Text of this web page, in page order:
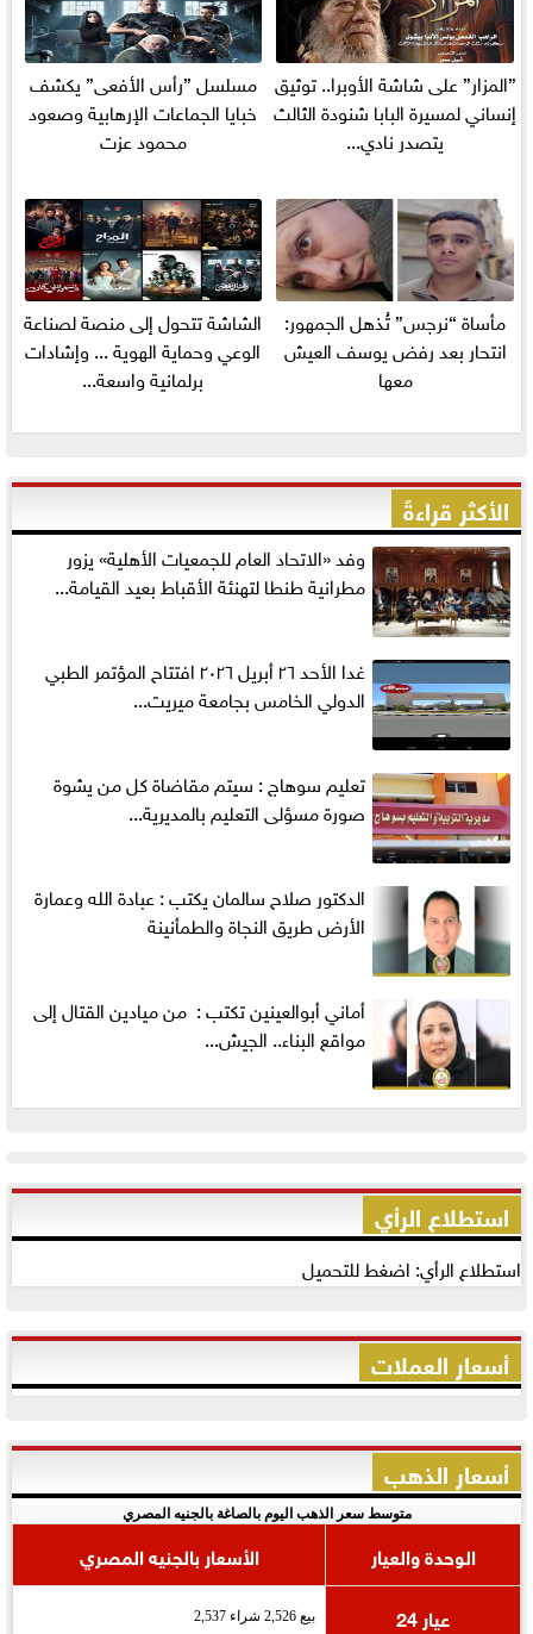
”المزار” على شاشة الأوبرا.. توثيق
إنساني لمسيرة البابا شنودة الثالث
يتصدر نادي...
مسلسل ”رأس الأفعى” يكشف
خبايا الجماعات الإرهابية وصعود
محمود عزت
مأساة “نرجس” تُذهل الجمهور:
انتحار بعد رفض يوسف العيش
معها
الشاشة تتحول إلى منصة لصناعة
الوعي وحماية الهوية ... وإشادات
برلمانية واسعة...
الأكثر قراءةً
وفد «الاتحاد العام للجمعيات الأهلية» يزور
مطرانية طنطا لتهنئة الأقباط بعيد القيامة...
غدا الأحد ٢٦ أبريل ٢٠٢٦ افتتاح المؤتمر الطبي
الدولي الخامس بجامعة ميريت...
تعليم سوهاج : سيتم مقاضاة كل من يشوة
صورة مسؤلى التعليم بالمديرية...
الدكتور صلاح سالمان يكتب : عبادة الله وعمارة
الأرض طريق النجاة والطمأنينة
أماني‭ ‬أبوالعينين‭ ‬تكتب‭ : ‬ من ميادين القتال إلى
مواقع البناء.. الجيش...
استطلاع الرأي
استطلاع الرأي: اضغط للتحميل
أسعار العملات
أسعار الذهب
متوسط سعر الذهب اليوم بالصاغة بالجنيه المصري
الوحدة والعيار
الأسعار بالجنيه المصري
عيار 24
بيع 2,526 شراء 2,537